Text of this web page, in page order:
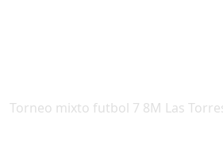
Torneo mixto futbol 7 8M Las